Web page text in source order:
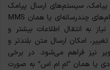
پیامک، سیستم‌های ارسال پیامک
به صورت پیش‌فرض آن‌ها را به پیام‌های چندرسانه‌ای یا همان MMS
به انتقال اطلاعات بیشتر و
امکان ارسال متن بلندتر و
نیز فراهم می‌شود. در برخی
یا همان “ام ام اس” به صورت